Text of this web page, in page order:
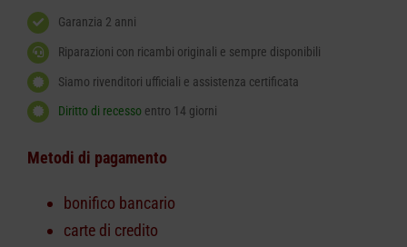
Garanzia 2 anni
Riparazioni con ricambi originali e sempre disponibili
Siamo rivenditori ufficiali e assistenza certificata
Diritto di recesso entro 14 giorni
Metodi di pagamento
bonifico bancario
carte di credito